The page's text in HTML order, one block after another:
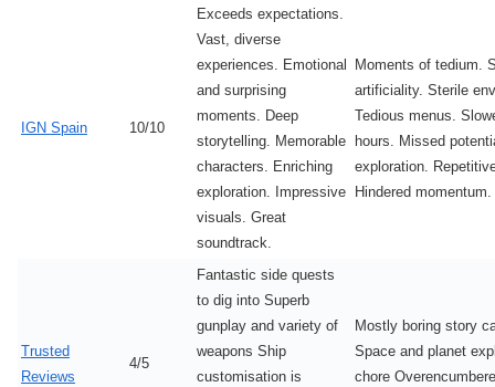
IGN Spain 10/10
Exceeds expectations.
Vast, diverse
experiences. Emotional
and surprising
moments. Deep
storytelling. Memorable
characters. Enriching
exploration. Impressive
visuals. Great
soundtrack.
Moments of tedium.
artificiality. Sterile
Tedious menus.
hours. Missed
exploration.
Hindered momentum.
Trusted
Reviews
4/5
Fantastic side quests
to dig into Superb
gunplay and variety of
weapons Ship
customisation is
Mostly boring story
Space and planet
chore